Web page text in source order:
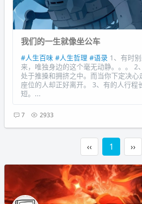
我们的一生就像坐公车
#人生百味 #人生哲理 #语录 1、有时
来，唯独身边的这个毫无动静。。。 2
处于推搡和拥挤之中。而当你下定决心
座位的人却正好离开。 3、有的人行程
短。...
7 2933
‹‹ 1 ››